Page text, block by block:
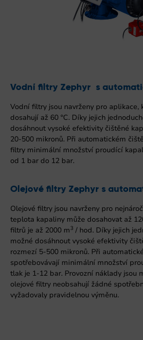
Vodní filtry Zephyr s
Vodní filtry jsou navrženy pro
dosahují až 60 °C. Díky jejich
dosáhnout vysoké efektivity čištěné
20-500 mikronů. Při automatickém
filtry minimální množství proudící
od 1 bar do 12 bar.
Olejové filtry Zephyr s
Olejové filtry jsou navrženy pro
teplota kapaliny může dosahovat až
filtrů je až 2000 m3 / hod. Díky jejich
možné dosáhnout vysoké efektivity
rozmezí 5-500 mikronů. Při
spotřebovávají minimální množství
tlak je 1-12 bar. Provozní náklady jsou
olejové filtry neobsahují žádné
vyžadovaly pravidelnou výměnu.